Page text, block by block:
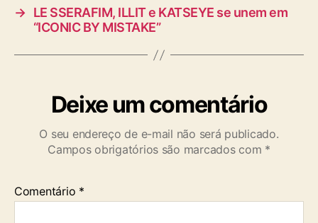
→ LE SSERAFIM, ILLIT e KATSEYE se unem em
“ICONIC BY MISTAKE”
Deixe um comentário
O seu endereço de e-mail não será publicado.
Campos obrigatórios são marcados com *
Comentário *